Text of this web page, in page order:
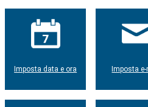
Imposta data e ora Imposta e-